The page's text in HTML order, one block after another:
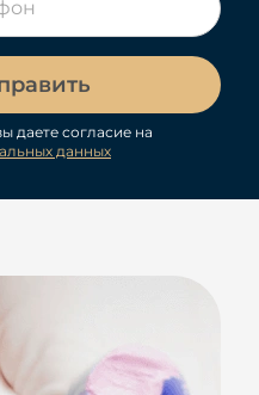
даете согласие на
данных